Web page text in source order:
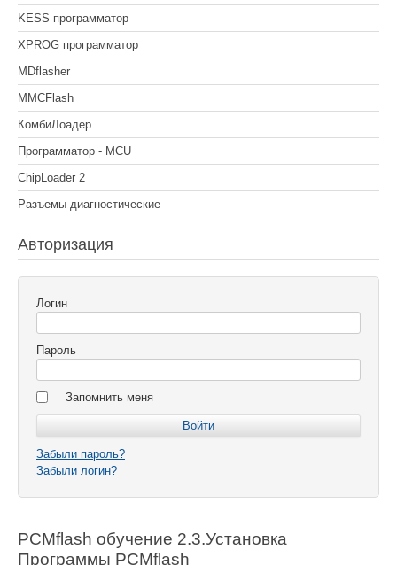
KESS программатор
XPROG программатор
MDflasher
MMCFlash
КомбиЛоадер
Программатор - MCU
ChipLoader 2
Разъемы диагностические
Авторизация
Логин
Пароль
Запомнить меня
Забыли пароль?
Забыли логин?
PCMflash обучение 2.3.Установка
Программы PCMflash